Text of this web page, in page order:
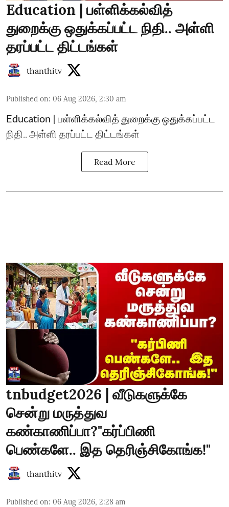
Education | பள்ளிக்கல்வித்
துறைக்கு ஒதுக்கப்பட்ட நிதி.. அள்ளி
தரப்பட்ட திட்டங்கள்
thanthitv
Published on: 06 Aug 2026, 2:30 am
Education | பள்ளிக்கல்வித் துறைக்கு ஒதுக்கப்பட்ட
நிதி.. அள்ளி தரப்பட்ட திட்டங்கள்
Read More
tnbudget2026 | வீடுகளுக்கே
சென்று மருத்துவ
கண்காணிப்பா?"கர்ப்பிணி
பெண்களே.. இத தெரிஞ்சிகோங்க!"
thanthitv
Published on: 06 Aug 2026, 2:28 am